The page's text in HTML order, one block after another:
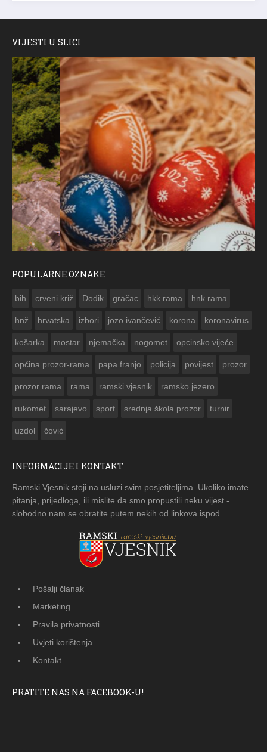
VIJESTI U SLICI
POPULARNE OZNAKE
bih crveni križ Dodik gračac hkk rama hnk rama
hnž hrvatska izbori jozo ivančević korona koronavirus
košarka mostar njemačka nogomet opcinsko vijeće
općina prozor-rama papa franjo policija povijest prozor
prozor rama rama ramski vjesnik ramsko jezero
rukomet sarajevo sport srednja škola prozor turnir
uzdol čović
INFORMACIJE I KONTAKT
Ramski Vjesnik stoji na usluzi svim posjetiteljima. Ukoliko imate
pitanja, prijedloga, ili mislite da smo propustili neku vijest -
slobodno nam se obratite putem nekih od linkova ispod.
Pošalji članak
Marketing
Pravila privatnosti
Uvjeti korištenja
Kontakt
PRATITE NAS NA FACEBOOK-U!